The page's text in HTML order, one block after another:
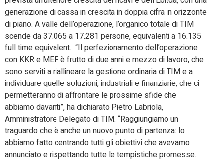
generazione di cassa in crescita in doppia cifra in orizzonte
di piano. A valle dell’operazione, l’organico totale di TIM
scende da 37.065 a 17.281 persone, equivalenti a 16.135
full time equivalent. “Il perfezionamento dell’operazione
con KKR e MEF è frutto di due anni e mezzo di lavoro, che
sono serviti a riallineare la gestione ordinaria di TIM e a
individuare quelle soluzioni, industriali e finanziarie, che ci
permetteranno di affrontare le prossime sfide che
abbiamo davanti”, ha dichiarato Pietro Labriola,
Amministratore Delegato di TIM. “Raggiungiamo un
traguardo che è anche un nuovo punto di partenza: lo
abbiamo fatto centrando tutti gli obiettivi che avevamo
annunciato e rispettando tutte le tempistiche promesse.